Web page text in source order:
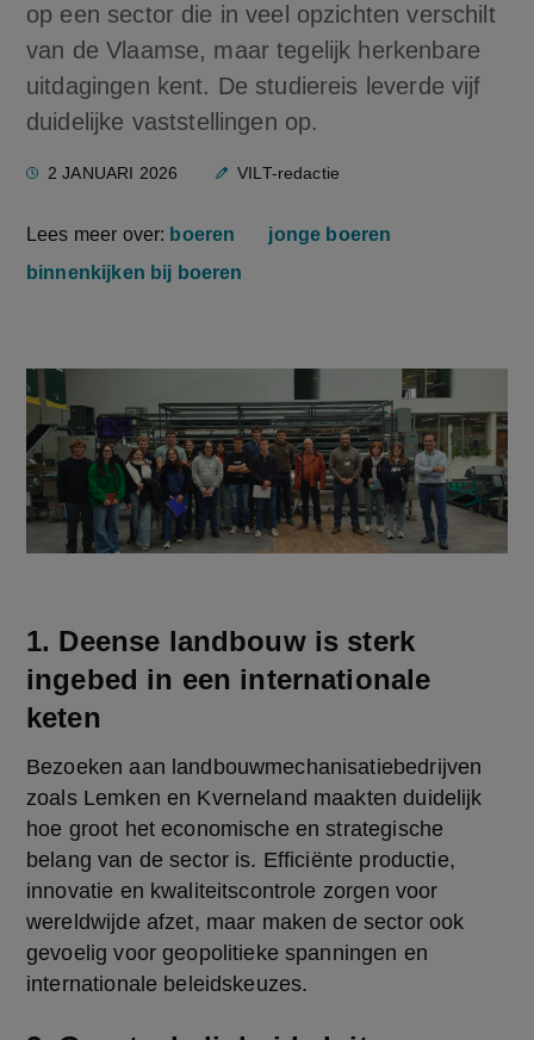
op een sector die in veel opzichten verschilt
van de Vlaamse, maar tegelijk herkenbare
uitdagingen kent. De studiereis leverde vijf
duidelijke vaststellingen op.
2 JANUARI 2026 VILT-redactie
Lees meer over: boeren
jonge boeren
binnenkijken bij boeren
1. Deense landbouw is sterk
ingebed in een internationale
keten
Bezoeken aan landbouwmechanisatiebedrijven
zoals Lemken en Kverneland maakten duidelijk
hoe groot het economische en strategische
belang van de sector is. Efficiënte productie,
innovatie en kwaliteitscontrole zorgen voor
wereldwijde afzet, maar maken de sector ook
gevoelig voor geopolitieke spanningen en
internationale beleidskeuzes.